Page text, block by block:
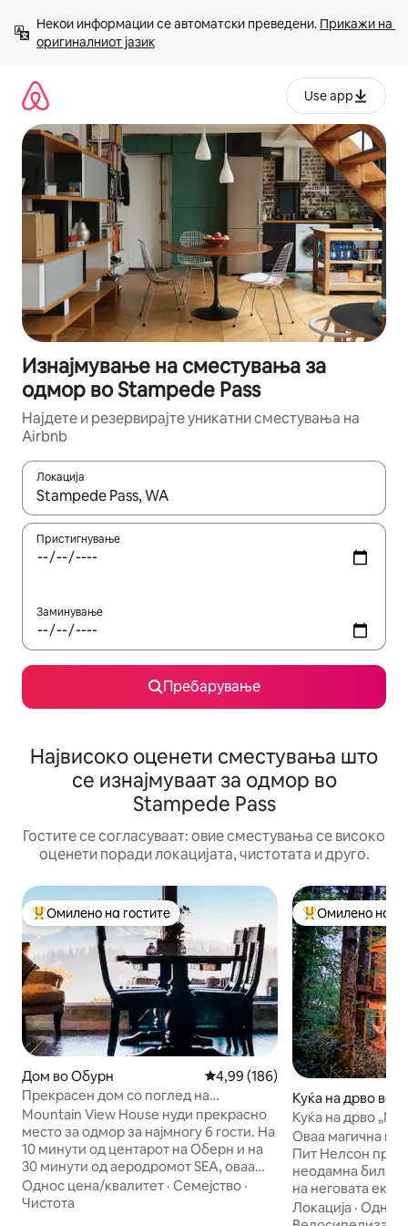
содржина
Некои информации се автоматски преведени. Прикажи на
оригиналниот јазик
Use app
Изнајмување на сместувања за
одмор во Stampede Pass
Најдете и резервирајте уникатни сместувања на
Airbnb
Локација
Кога резултатите се достапни, движете се со копчињата
Пристигнување
Заминување
Пребарување
Највисоко оценети сместувања што
се изнајмуваат за одмор во
Stampede Pass
Гостите се согласуваат: овие сместувања се високо
оценети поради локацијата, чистотата и друго.
Меѓу најуспешните „Омилени на гостите“
Омилено на гостите
Дом во Обурн Просечна оцена: 4,99 од 5,
4,99 (186)
Прекрасен дом со поглед на
планината Рејнир, хидромасажна када,
огниште.
Mountain View House нуди прекрасно
место за одмор за најмногу 6 гости. На
10 минути од центарот на Оберн и на
30 минути од аеродромот SEA, оваа
прекрасна викендичка има приватна
џакузи када и прекрасен поглед на
Однос цена/квалитет · Семејство ·
Чистота
МеѓуОмилено на
Куќа на дрво во
Куќа на дрво
Оваа магична
Пит Нелсон пред
неодамна била
на неговата
дрвја на нашиот
Локација ·Однос